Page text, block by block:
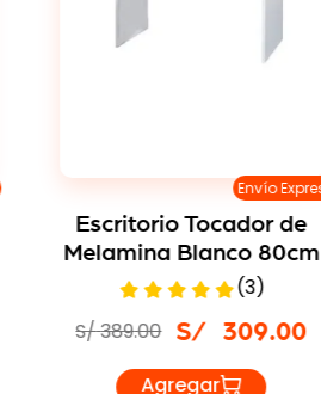
Envío
Escritorio Tocador de
Melamina Blanco 80cm
(3)
S/ 309.00
S/389.00